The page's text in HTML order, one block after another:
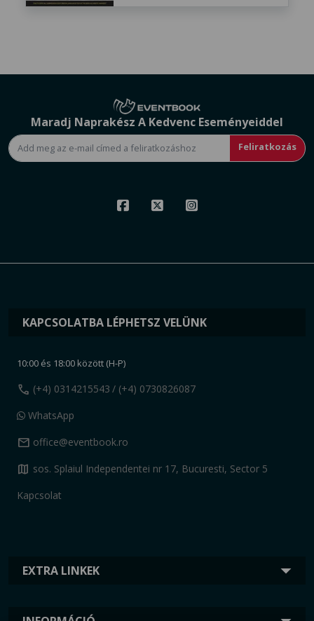
Maradj Naprakész A Kedvenc Eseményeiddel
Feliratkozás
EXTRA LINKEK
KAPCSOLATBA LÉPHETSZ VELÜNK
10:00 és 18:00 között (H-P)
call (+4) 0314215543 / (+4) 0730826087
WhatsApp
mail office@eventbook.ro
map sos. Splaiul Independentei nr 17, Bucuresti, Sector 5
Kapcsolat